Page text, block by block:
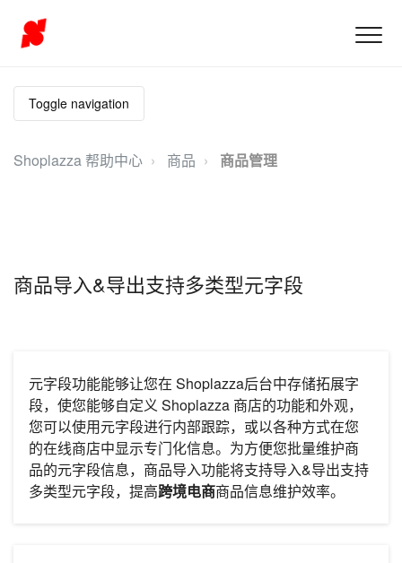
Toggle navigation
Shoplazza 帮助中心 商品 商品管理
商品导入&导出支持多类型元字段
元字段功能能够让您在 Shoplazza后台中存储拓展字
段，使您能够自定义 Shoplazza 商店的功能和外观，
您可以使用元字段进行内部跟踪，或以各种方式在您
的在线商店中显示专门化信息。为方便您批量维护商
品的元字段信息，商品导入功能将支持导入&导出支持
多类型元字段，提高跨境电商商品信息维护效率。